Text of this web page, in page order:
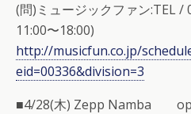
(問)ミュージックファン:TEL /
11:00〜18:00)
http://musicfun.co.jp/
eid=00336&division=3
■4/28(木) Zepp Namba